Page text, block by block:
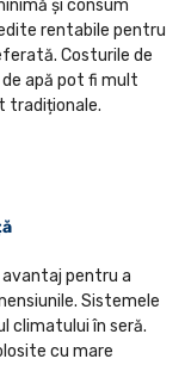
și consum
rentabile pentru
Costurile de
apă pot fi mult
tradiționale.
pentru a
Sistemele
climatului în seră.
cu mare